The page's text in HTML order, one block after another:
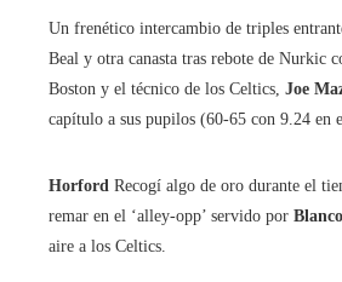
Un frenético intercambio de triples
Beal y otra canasta tras rebote de Nurkic
Boston y el técnico de los Celtics, Joe
capítulo a sus pupilos (60-65 con 9.24 en
Horford Recogí algo de oro durante el
remar en el ‘alley-opp’ servido por Blanco
aire a los Celtics.